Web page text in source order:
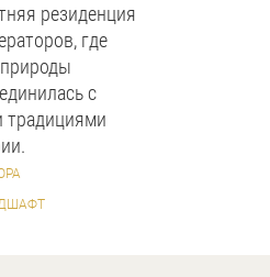
резиденция
где
с
традициями